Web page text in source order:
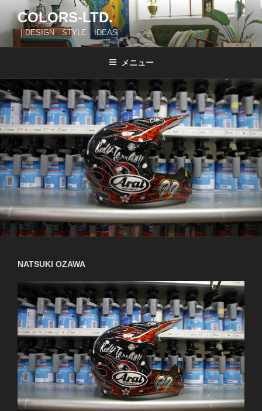
テ
ン
ス
キ
ッ
プ
COLORS-LTD.
｜DESIGN STYLE IDEAS
メニュー
NATSUKI OZAWA